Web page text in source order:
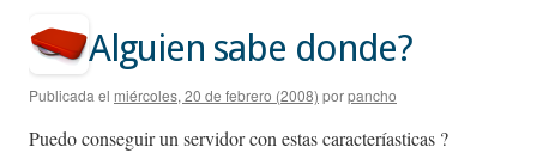
Alguien sabe donde?
Publicada el miércoles, 20 de febrero (2008) porpancho
Puedo conseguir un servidor con estas caracteríasticas ?